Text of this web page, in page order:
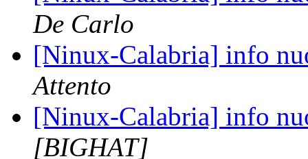
De Carlo
[Ninux-Calabria] info
Attento
[Ninux-Calabria] info
[BIGHAT]